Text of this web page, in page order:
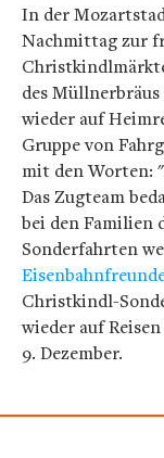
In der
Nachmittag zur
des
wieder auf
Gruppe von
mit den Worten:
Das Zugteam
bei den Familien
Sonderfahrten
Christkindl-
wieder auf
9. Dezember.